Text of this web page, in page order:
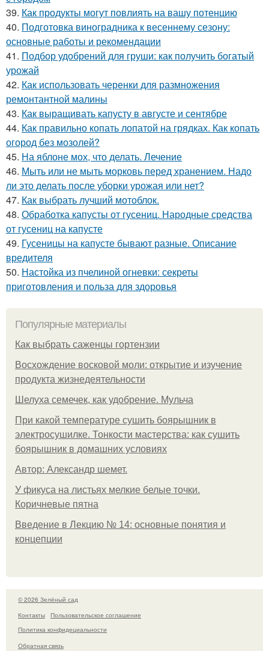
39. Как продукты могут повлиять на вашу потенцию
40. Подготовка виноградника к весеннему сезону:
основные работы и рекомендации
41. Подбор удобрений для груши: как получить богатый
урожай
42. Как использовать черенки для размножения
ремонтантной малины
43. Как выращивать капусту в августе и сентябре
44. Как правильно копать лопатой на грядках. Как копать
огород без мозолей?
45. На яблоне мох, что делать. Лечение
46. Мыть или не мыть морковь перед хранением. Надо
ли это делать после уборки урожая или нет?
47. Как выбрать лучший мотоблок.
48. Обработка капусты от гусениц. Народные средства
от гусениц на капусте
49. Гусеницы на капусте бывают разные. Описание
вредителя
50. Настойка из пчелиной огневки: секреты
приготовления и польза для здоровья
Популярные материалы
Как выбрать саженцы гортензии
Восхождение восковой моли: открытие и изучение
продукта жизнедеятельности
Шелуха семечек, как удобрение. Мульча
При какой температуре сушить боярышник в
электросушилке. Тонкости мастерства: как сушить
боярышник в домашних условиях
Автор: Александр шемет.
У фикуса на листьях мелкие белые точки.
Коричневые пятна
Введение в Лекцию № 14: основные понятия и
концепции
© 2026 Зелёный сад
Контакты
Пользовательское соглашение
Политика конфидециальности
Обратная связь